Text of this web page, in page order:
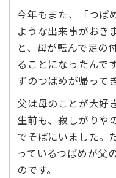
今年もまた、「つば
ような出来事がおき
と、母が転んで足の
ることになったんで
ずのつばめが帰って
父は母のことが大好
生前も、寂しがりや
でそばにいました。
っているつばめが父
のです。